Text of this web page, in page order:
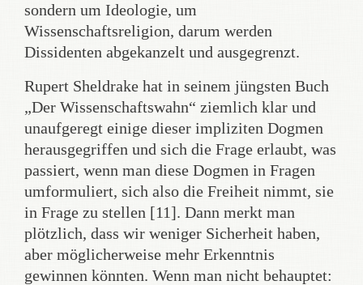
sondern um Ideologie, um
Wissenschaftsreligion, darum werden
Dissidenten abgekanzelt und ausgegrenzt.
Rupert Sheldrake hat in seinem jüngsten Buch
„Der Wissenschaftswahn“ ziemlich klar und
unaufgeregt einige dieser impliziten Dogmen
herausgegriffen und sich die Frage erlaubt, was
passiert, wenn man diese Dogmen in Fragen
umformuliert, sich also die Freiheit nimmt, sie
in Frage zu stellen [11]. Dann merkt man
plötzlich, dass wir weniger Sicherheit haben,
aber möglicherweise mehr Erkenntnis
gewinnen könnten. Wenn man nicht behauptet: